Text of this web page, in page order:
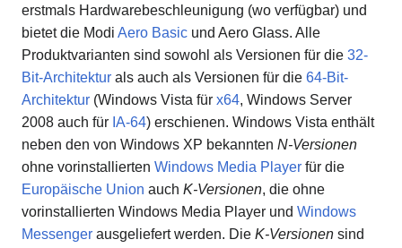
erstmals Hardwarebeschleunigung (wo verfügbar) und
bietet die Modi Aero Basic und Aero Glass. Alle
Produktvarianten sind sowohl als Versionen für die 32-
Bit-Architektur als auch als Versionen für die 64-Bit-
Architektur (Windows Vista für x64, Windows Server
2008 auch für IA-64) erschienen. Windows Vista enthält
neben den von Windows XP bekannten N-Versionen
ohne vorinstallierten Windows Media Player für die
Europäische Union auch K-Versionen, die ohne
vorinstallierten Windows Media Player und Windows
Messenger ausgeliefert werden. Die K-Versionen sind